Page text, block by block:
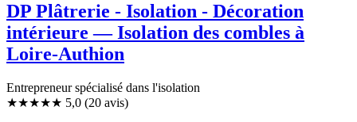
DP Plâtrerie - Isolation - Décoration
intérieure — Isolation des combles à
Loire-Authion
Entrepreneur spécialisé dans l'isolation
★★★★★ 5,0 (20 avis)